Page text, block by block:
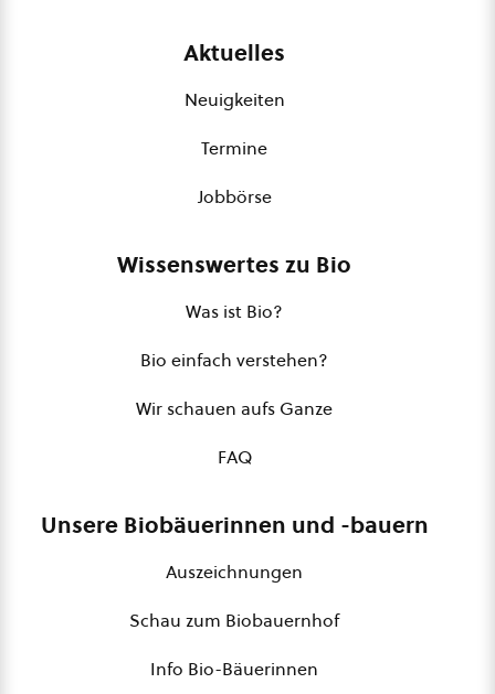
Aktuelles
Neuigkeiten
Termine
Jobbörse
Wissenswertes zu Bio
Was ist Bio?
Bio einfach verstehen?
Wir schauen aufs Ganze
FAQ
Unsere Biobäuerinnen und -bauern
Auszeichnungen
Schau zum Biobauernhof
Info Bio-Bäuerinnen